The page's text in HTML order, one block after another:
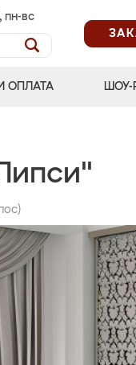
пн-вс
ОПЛАТА ШОУ-